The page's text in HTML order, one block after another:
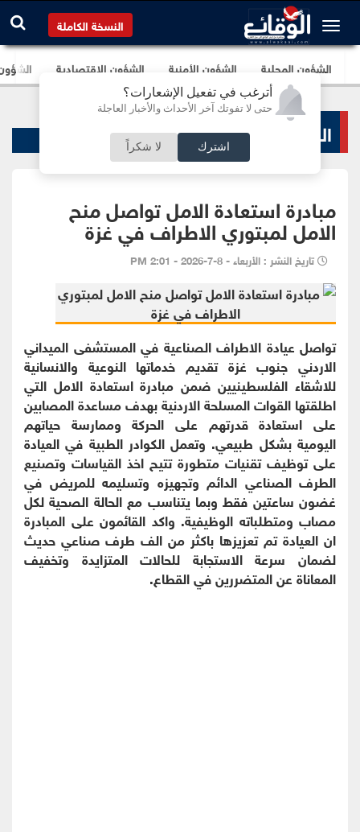
أترغب في تفعيل الإشعارات؟
حتى لا تفوتك آخر الأحداث والأخبار العاجلة
اشترك لا شكراً
النسخة الكاملة
الشؤون المحلية الشؤون الأمنية الشؤون الإقتصادية
الشؤون المحلية
مبادرة استعادة الامل تواصل منح
الامل لمبتوري الاطراف في غزة
تاريخ النشر : الأربعاء - 8-7-2026 - 2:01 PM
تواصل عيادة الاطراف الصناعية في المستشفى الميداني
الاردني جنوب غزة تقديم خدماتها النوعية والانسانية
للاشقاء الفلسطينيين ضمن مبادرة استعادة الامل التي
اطلقتها القوات المسلحة الاردنية بهدف مساعدة المصابين
على استعادة قدرتهم على الحركة وممارسة حياتهم
اليومية بشكل طبيعي. وتعمل الكوادر الطبية في العيادة
على توظيف تقنيات متطورة تتيح اخذ القياسات وتصنيع
الطرف الصناعي الدائم وتجهيزه وتسليمه للمريض في
غضون ساعتين فقط وبما يتناسب مع الحالة الصحية لكل
مصاب ومتطلباته الوظيفية. واكد القائمون على المبادرة
ان العيادة تم تعزيزها باكثر من الف طرف صناعي حديث
لضمان سرعة الاستجابة للحالات المتزايدة وتخفيف
المعاناة عن المتضررين في القطاع.